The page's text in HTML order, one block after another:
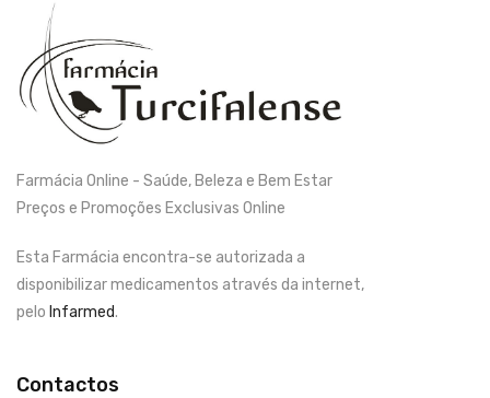
Farmácia Online - Saúde, Beleza e Bem Estar
Preços e Promoções Exclusivas Online
Esta Farmácia encontra-se autorizada a
disponibilizar medicamentos através da internet,
pelo Infarmed.
Contactos